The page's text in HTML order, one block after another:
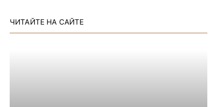
ЧИТАЙТЕ НА САЙТЕ